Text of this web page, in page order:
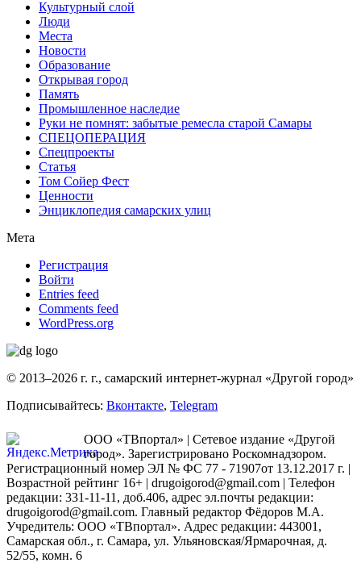
Культурный слой
Люди
Места
Новости
Образование
Открывая город
Память
Промышленное наследие
Руки не помнят: забытые ремесла старой Самары
СПЕЦОПЕРАЦИЯ
Спецпроекты
Статья
Том Сойер Фест
Ценности
Энциклопедия самарских улиц
Мета
Регистрация
Войти
Entries feed
Comments feed
WordPress.org
© 2013–2026 г. г., самарский интернет-журнал «Другой город»
Подписывайтесь: Вконтакте, Telegram
ООО «ТВпортал» | Сетевое издание «Другой
город». Зарегистрировано Роскомнадзором.
Регистрационный номер ЭЛ № ФС 77 - 71907от 13.12.2017 г. |
Возрастной рейтинг 16+ | drugoigorod@gmail.com | Телефон
редакции: 331-11-11, доб.406, адрес эл.почты редакции:
drugoigorod@gmail.com. Главный редактор Фёдоров М.А.
Учредитель: ООО «ТВпортал». Адрес редакции: 443001,
Самарская обл., г. Самара, ул. Ульяновская/Ярмарочная, д.
52/55, комн. 6